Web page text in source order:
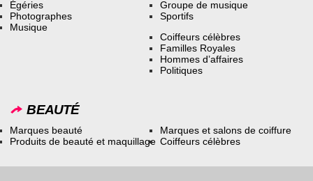
Égéries
Photographes
Musique
Groupe de musique
Sportifs
Coiffeurs célèbres
Familles Royales
Hommes d’affaires
Politiques
BEAUTÉ
Marques beauté
Produits de beauté et maquillage
Marques et salons de coiffure
Coiffeurs célèbres